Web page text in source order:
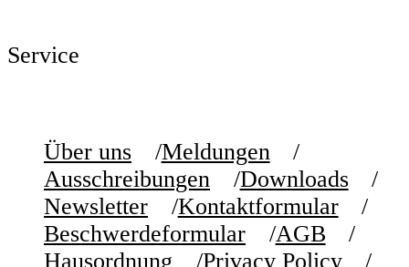
Service
Über uns
Meldungen
Ausschreibungen
Downloads
Newsletter
Kontaktformular
Beschwerdeformular
AGB
Hausordnung
Privacy Policy